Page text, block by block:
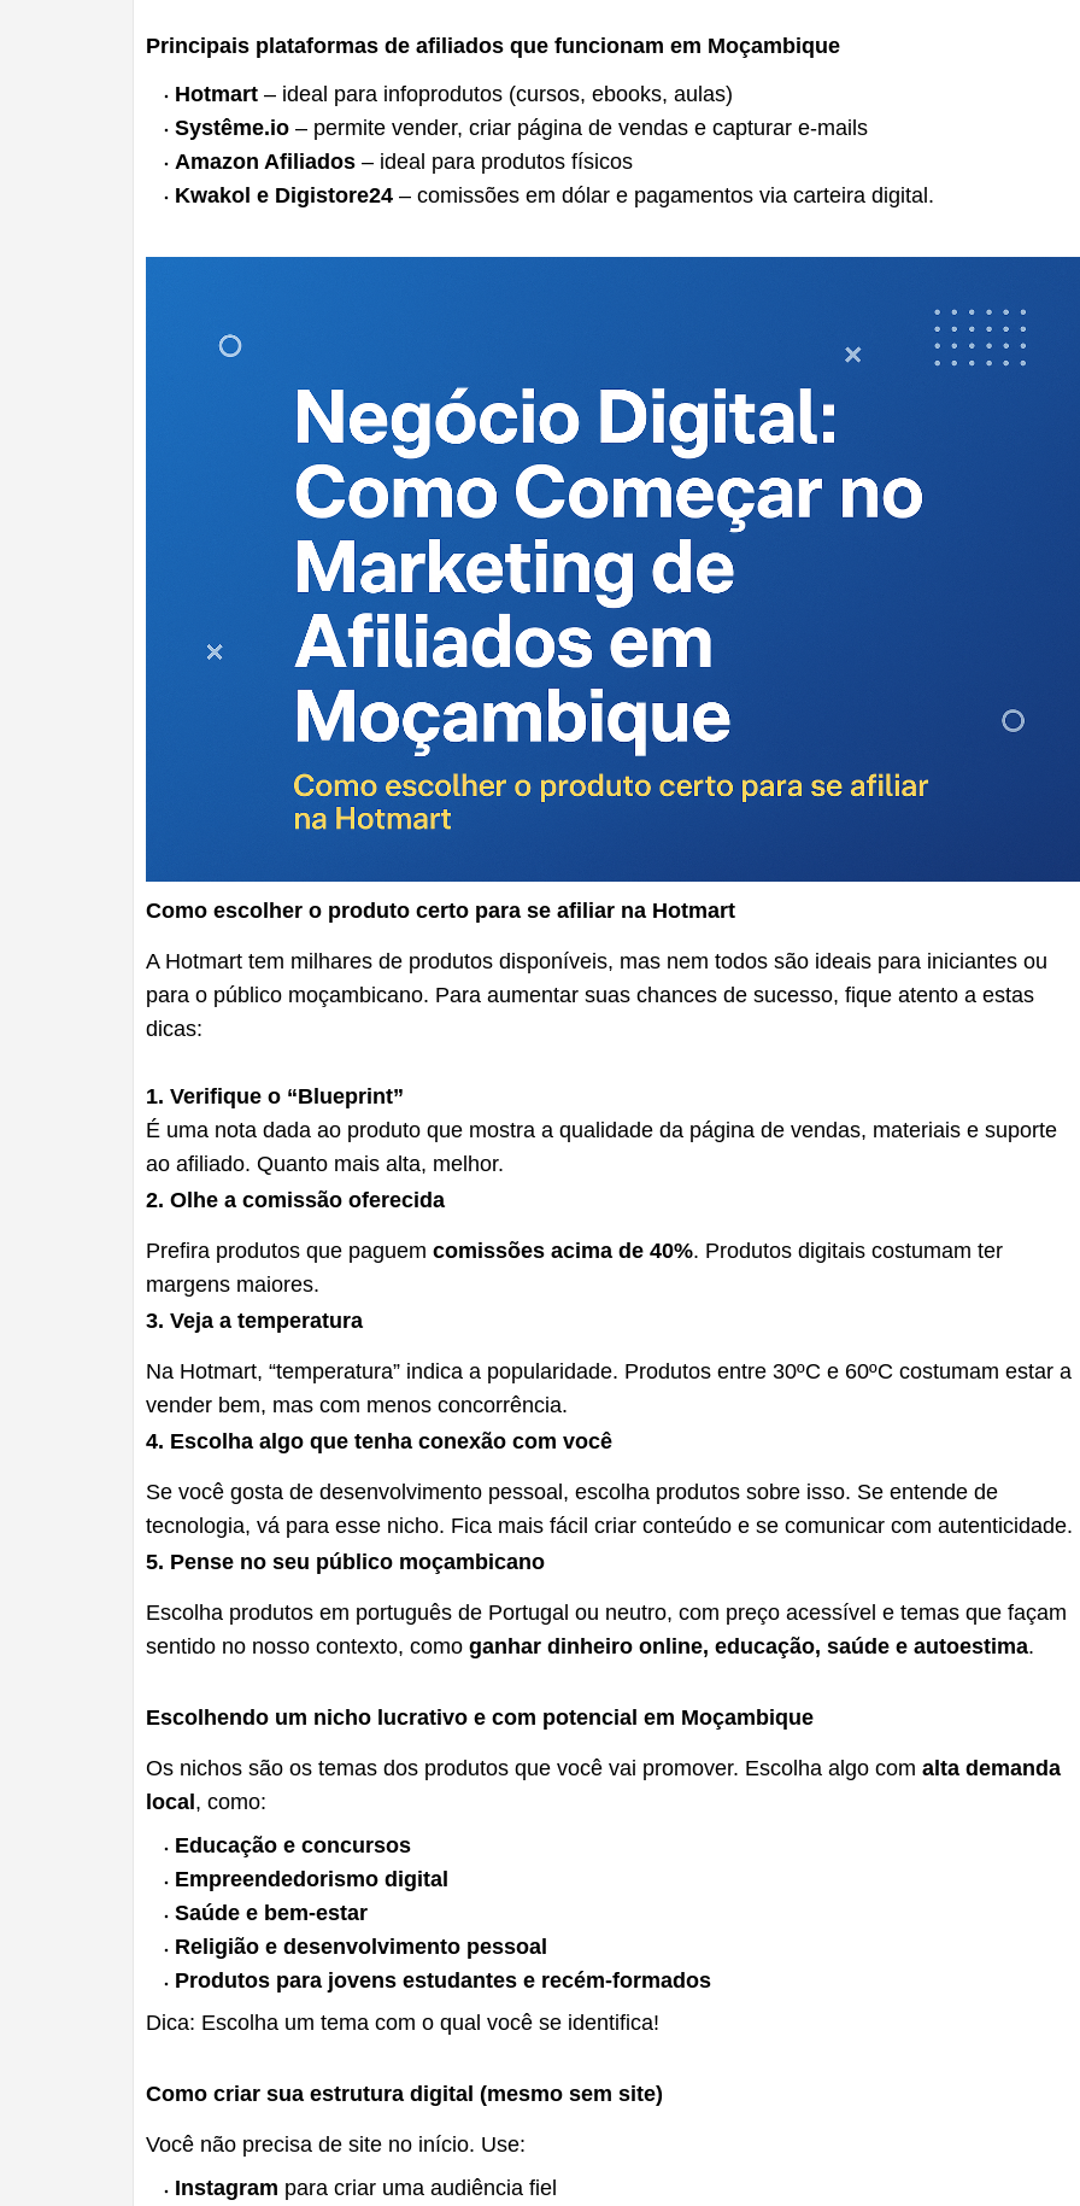
Principais plataformas de afiliados que funcionam em Moçambique
Hotmart– ideal para infoprodutos (cursos, ebooks, aulas)
Systême.io– permite vender, criar página de vendas e capturar e-mails
Amazon Afiliados– ideal para produtos físicos
Kwakol e Digistore24– comissões em dólar e pagamentos via carteira digital.
Como escolher o produto certo para se afiliar na Hotmart
A Hotmart tem milhares de produtos disponíveis, mas nem todos são ideais para iniciantes ou
para o público moçambicano. Para aumentar suas chances de sucesso, fique atento a estas
dicas:
1. Verifique o “Blueprint”
É uma nota dada ao produto que mostra a qualidade da página de vendas, materiais e suporte
ao afiliado. Quanto mais alta, melhor.
2. Olhe a comissão oferecida
Prefira produtos que paguem comissões acima de 40%. Produtos digitais costumam ter
margens maiores.
3. Veja a temperatura
Na Hotmart, “temperatura” indica a popularidade. Produtos entre 30ºC e 60ºC costumam estar a
vender bem, mas com menos concorrência.
4. Escolha algo que tenha conexão com você
Se você gosta de desenvolvimento pessoal, escolha produtos sobre isso. Se entende de
tecnologia, vá para esse nicho. Fica mais fácil criar conteúdo e se comunicar com autenticidade.
5. Pense no seu público moçambicano
Escolha produtos em português de Portugal ou neutro, com preço acessível e temas que façam
sentido no nosso contexto, como ganhar dinheiro online, educação, saúde e autoestima.
Escolhendo um nicho lucrativo e com potencial em Moçambique
Os nichos são os temas dos produtos que você vai promover. Escolha algo com alta demanda
local , como:
Educação e concursos
Empreendedorismo digital
Saúde e bem-estar
Religião e desenvolvimento pessoal
Produtos para jovens estudantes e recém-formados
Dica: Escolha um tema com o qual você se identifica!
Como criar sua estrutura digital (mesmo sem site)
Você não precisa de site no início. Use:
Instagram para criar uma audiência fiel
Moçambique: O Guia
Completo para o Sucesso